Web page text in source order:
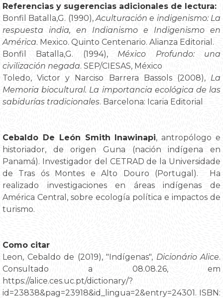
Referencias y sugerencias adicionales de lectura:
Bonfil Batalla,G. (1990), Aculturación e indigenismo: La
respuesta india, en Indianismo e Indigenismo en
América. Mexico. Quinto Centenario. Alianza Editorial.
Bonfil Batalla,G. (1994), México Profundo: una
civilización negada. SEP/CIESAS, México
Toledo, Victor y Narciso Barrera Bassols (2008), La
Memoria biocultural. La importancia ecológica de las
sabidurías tradicionales. Barcelona: Icaria Editorial
Cebaldo De León Smith Inawinapi, antropólogo e
historiador, de origen Guna (nación indígena en
Panamá). Investigador del CETRAD de la Universidade
de Tras ós Montes e Alto Douro (Portugal). Ha
realizado investigaciones en áreas indígenas de
América Central, sobre ecología política e impactos de
turismo.
Como citar
Leon, Cebaldo de (2019), "Indígenas", Dicionário Alice.
Consultado a 08.08.26, em
https://alice.ces.uc.pt/dictionary/?
id=23838&pag=23918&id_lingua=2&entry=24301. ISBN: